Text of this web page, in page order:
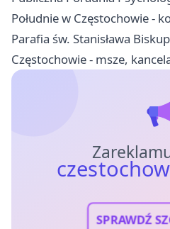
Południe w Częstochowie -
Parafia św. Stanisława
Częstochowie - msze,
SPRAWDŹ